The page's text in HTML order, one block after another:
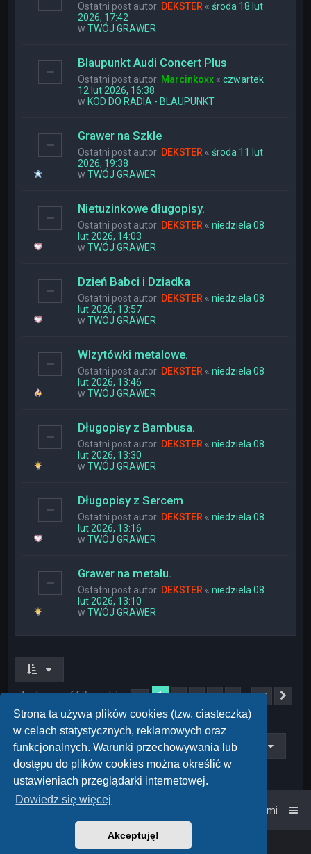
Strona ta używa plików cookies (tzw. ciasteczka)
w celach statystycznych, reklamowych oraz
funkcjonalnych. Warunki przechowywania lub
dostępu do plików cookies można określić w
ustawieniach przeglądarki internetowej.
Dowiedz się więcej
Akceptuję!
Ostatni post autor: DEKSTER «środa 18 lut
2026, 17:42
wTWÓJ GRAWER
Blaupunkt Audi Concert Plus
Ostatni post autor: Marcinkoxx «czwartek
12 lut 2026, 16:38
w KOD DO RADIA - BLAUPUNKT
Grawer na Szkle
Ostatni post autor: DEKSTER «środa 11 lut
2026, 19:38
wTWÓJ GRAWER
Nietuzinkowe długopisy.
Ostatni post autor: DEKSTER «niedziela 08
lut 2026, 14:03
wTWÓJ GRAWER
Dzień Babci i Dziadka
Ostatni post autor: DEKSTER «niedziela 08
lut 2026, 13:57
wTWÓJ GRAWER
WIzytówki metalowe.
Ostatni post autor: DEKSTER «niedziela 08
lut 2026, 13:46
wTWÓJ GRAWER
Długopisy z Bambusa.
Ostatni post autor: DEKSTER «niedziela 08
lut 2026, 13:30
wTWÓJ GRAWER
Długopisy z Sercem
Ostatni post autor: DEKSTER «niedziela 08
lut 2026, 13:16
wTWÓJ GRAWER
Grawer na metalu.
Ostatni post autor: DEKSTER «niedziela 08
lut 2026, 13:10
wTWÓJ GRAWER
Znaleziono 667 wyników 1 2 3 4 5 … 27
Przejdź do
Kontakt z nami
phpBB
PlanetStyles